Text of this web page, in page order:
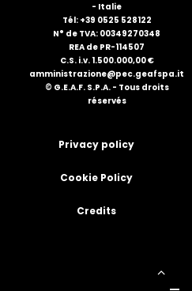
- Italie
Tél: +39 0525 528122
N° de TVA: 00349270348
REA de PR-114507
C.S. i.v. 1.500.000,00 €
amministrazione@pec.geafspa.it
© G.E.A.F. S.P.A. - Tous droits
réservés
Privacy policy
Cookie Policy
Credits